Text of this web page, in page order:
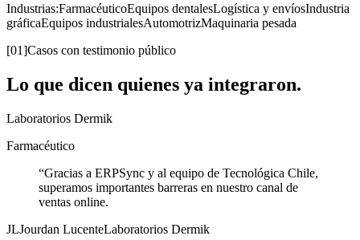
Industrias:FarmacéuticoEquipos dentalesLogística y envíosIndustria
gráficaEquipos industrialesAutomotrizMaquinaria pesada
[01]Casos con testimonio público
Lo que dicen quienes ya integraron.
Laboratorios Dermik
Farmacéutico
“Gracias a ERPSync y al equipo de Tecnológica Chile,
superamos importantes barreras en nuestro canal de
ventas online.
JLJourdan LucenteLaboratorios Dermik